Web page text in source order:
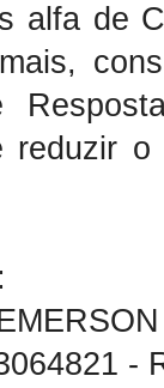
alfa de
reduzir
-